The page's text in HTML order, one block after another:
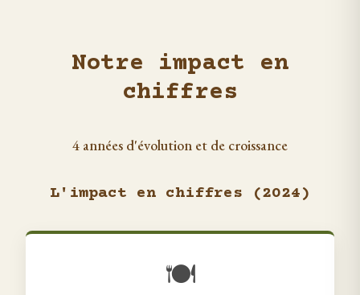
Notre impact en
chiffres
4 années d'évolution et de croissance
L'impact en chiffres (2024)
🍽️